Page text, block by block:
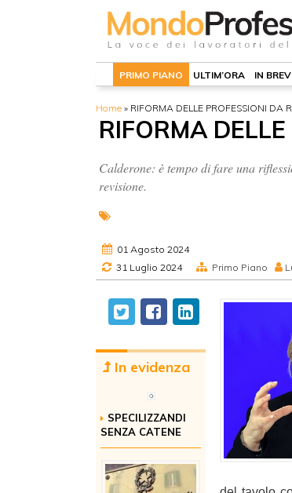
PRIMO PIANO ULTIM’ORA IN
Home » RIFORMA DELLE PROFESSIONI DA
RIFORMA
Calderone: è tempo di fare una
revisione.
01 Agosto 2024
31 Luglio 2024
Primo Piano
In evidenza
SPECILIZZANDI
SENZA CATENE